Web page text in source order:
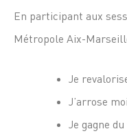
En participant aux
Métropole Aix-
Je
J’arrose
Je gagne